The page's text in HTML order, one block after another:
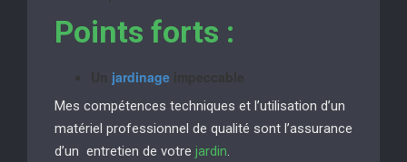
Points forts :
jardinage
Mes compétences techniques et l’utilisation d’un
matériel professionnel de qualité sont l’assurance
d’un entretien de votre jardin.